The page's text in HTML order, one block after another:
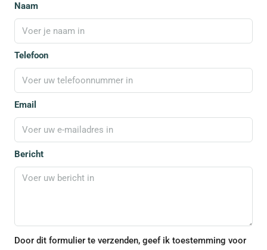
Naam
Telefoon
Email
Bericht
Door dit formulier te verzenden, geef ik toestemming voor